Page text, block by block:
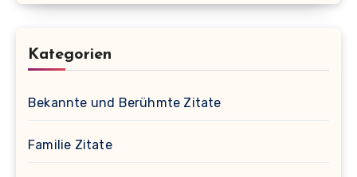
Kategorien
Bekannte und Berühmte Zitate
Familie Zitate